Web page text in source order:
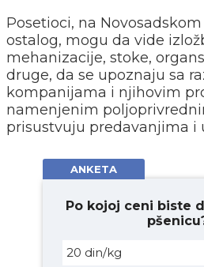
Posetioci, na
ostalog, mogu da vide
mehanizacije, stoke,
druge, da se upoznaju sa
kompanijama i njihovim
namenjenim
prisustvuju predavanjima i
ANKETA
Po kojoj ceni biste
20 din/kg